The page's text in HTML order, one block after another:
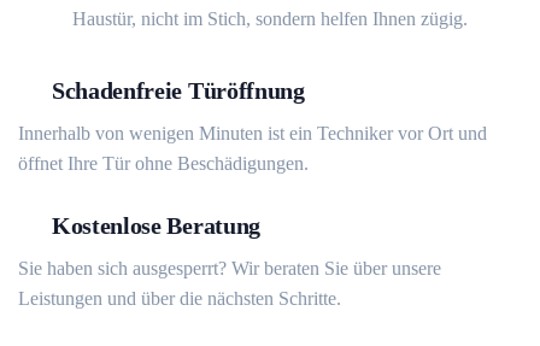
Haustür, nicht im Stich, sondern helfen Ihnen zügig.
Schadenfreie Türöffnung
Innerhalb von wenigen Minuten ist ein Techniker vor Ort und
öffnet Ihre Tür ohne Beschädigungen.
Kostenlose Beratung
Sie haben sich ausgesperrt? Wir beraten Sie über unsere
Leistungen und über die nächsten Schritte.